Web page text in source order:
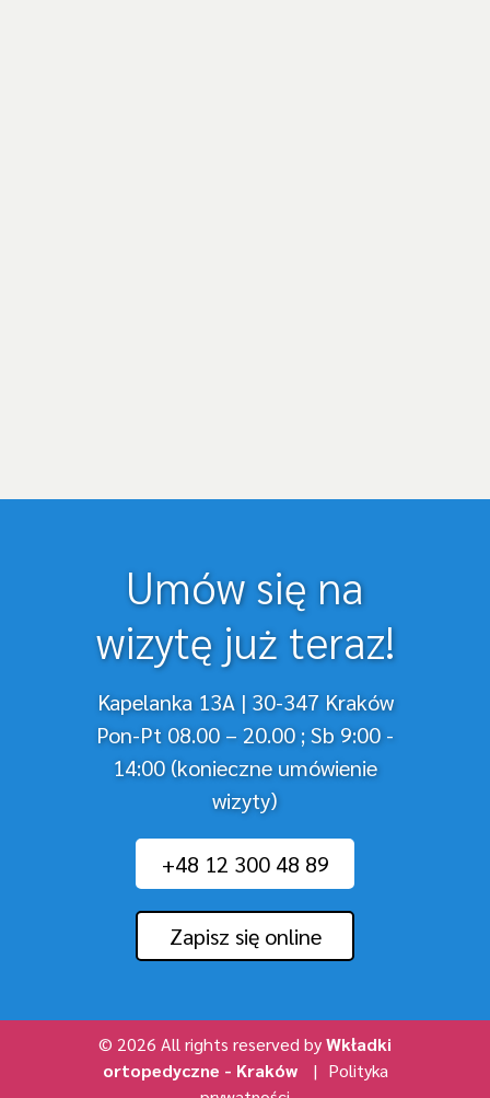
Umów się na
wizytę już teraz!
Kapelanka 13A | 30-347 Kraków
Pon-Pt 08.00 – 20.00 ; Sb 9:00 -
14:00 (konieczne umówienie
wizyty)
+48 12 300 48 89
Zapisz się online
© 2026 All rights reserved byWkładki
ortopedyczne - Kraków
| Polityka